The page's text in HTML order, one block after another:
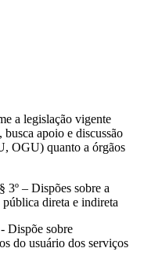
a legislação vigente
busca apoio e discussão
OGU) quanto a órgãos
3º – Dispões sobre a
direta e indireta
Dispõe sobre
do usuário dos serviços